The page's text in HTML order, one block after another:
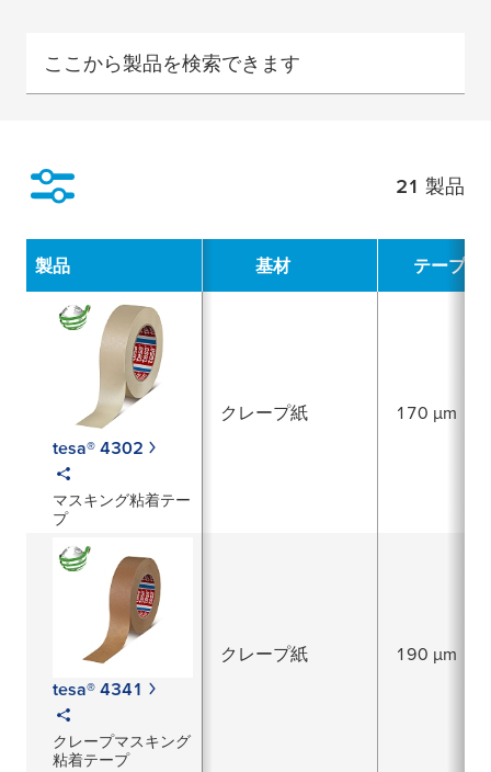
ここから製品を検索できます
21 製品
製品 基材 テープ厚
tesa® 4302
マスキング粘着テー
プ
クレープ紙 170 µm
tesa® 4341
クレープマスキング
粘着テープ
クレープ紙 190 µm